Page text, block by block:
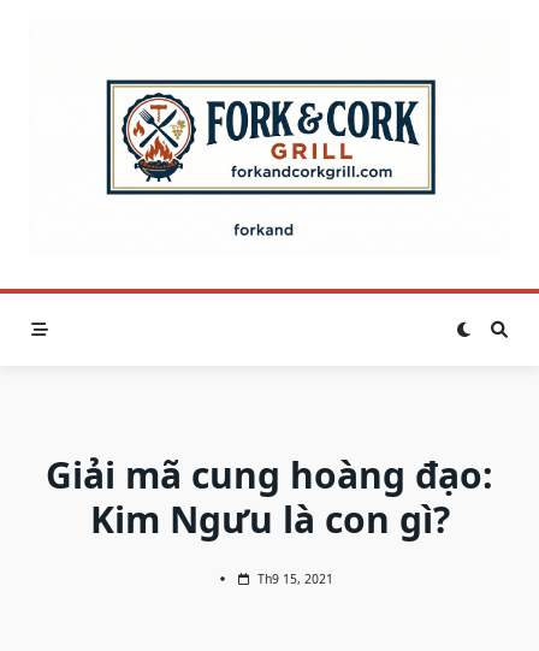
Giải mã cung hoàng đạo:
Kim Ngưu là con gì?
Th9 15, 2021